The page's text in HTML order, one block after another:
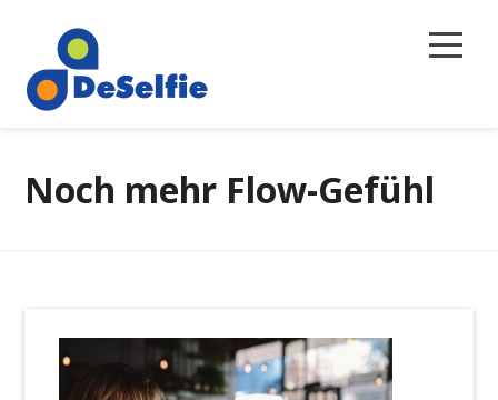
Magazin
Kontakt
Noch mehr Flow-Gefühl